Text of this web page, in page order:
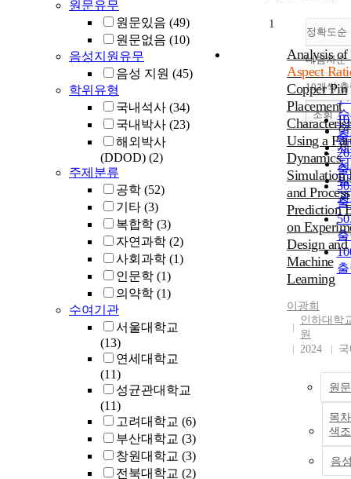
원문유무
원문있음 (49)
원문없음 (10)
음성지원유무
음성 지원 (45)
학위유형
국내석사 (34)
국내박사 (23)
해외박사
(DDOD) (2)
주제분류
공학 (52)
기타 (3)
복합학 (3)
자연과학 (2)
사회과학 (1)
인문학 (1)
의약학 (1)
수여기관
서울대학교
(13)
연세대학교
(11)
성균관대학교
(11)
고려대학교 (6)
부산대학교 (3)
창원대학교 (3)
전북대학교 (2)
정확도순
순
순
내림차순
10개씩
조회
1
Analysis of
Aspect
Copper Pin
Placement
Using a
Dynamics
Simulation
and Process
Prediction
on
Design and
Machine
Learning
이광희
인하대학
원
2024
원
목
색
음